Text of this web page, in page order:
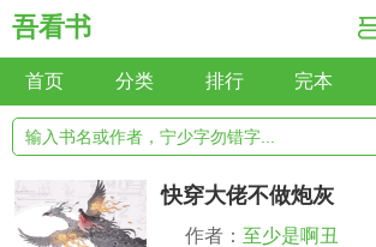
吾看书
首页 分类 排行 完本
快穿大佬不做炮灰
作者： 至少是啊丑